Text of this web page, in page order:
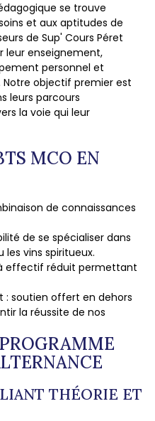
se trouve
et aux aptitudes de
de Sup' Cours Péret
leur enseignement,
personnel et
objectif premier est
leurs parcours
la voie qui leur
MCO EN
de connaissances
de se spécialiser dans
les vins spiritueux.
effectif réduit permettant
soutien offert en dehors
la réussite de nos
THÉORIE ET